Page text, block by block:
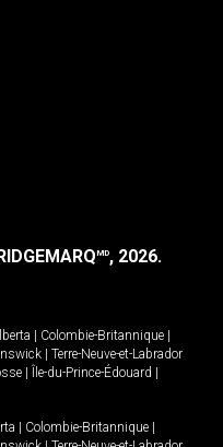
MD, 2026.
Colombie-Britannique
Terre-Neuve-et-Labrador
Île-du-Prince-Édouard
Colombie-Britannique